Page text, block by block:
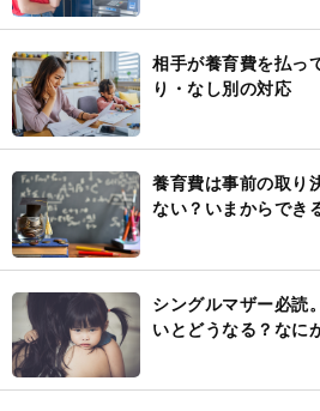
相手が養育費を払っ
り・なし別の対応
養育費は事前の取り
ない？いまからでき
シングルマザー必読
いとどうなる？なに